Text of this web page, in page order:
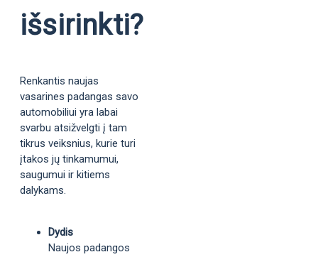
išsirinkti?
Renkantis naujas
vasarines padangas savo
automobiliui yra labai
svarbu atsižvelgti į tam
tikrus veiksnius, kurie turi
įtakos jų tinkamumui,
saugumui ir kitiems
dalykams.
Dydis
Naujos padangos